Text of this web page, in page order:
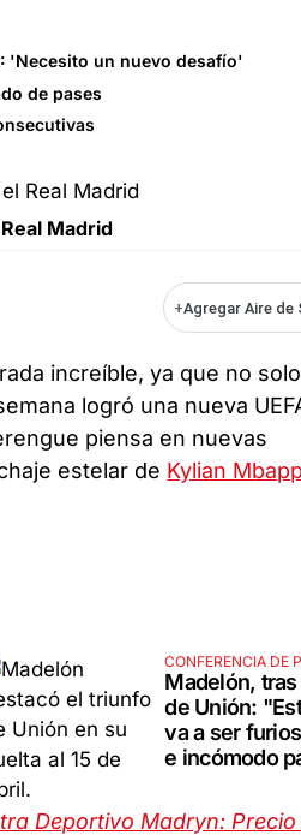
'Necesito un nuevo desafío'
de pases
Madrid
+Agregar Aire de
increíble, ya que no
logró una nueva
piensa en nuevas
estelar de Kylian
CONFERENCIA DE
Madelón,
de Unión:
va a ser
e incómodo
Deportivo Madryn: Precio